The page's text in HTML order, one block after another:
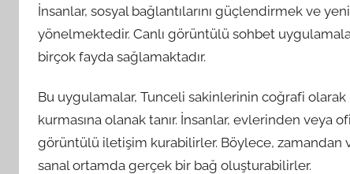
İnsanlar, sosyal bağlantılarını güçlendirmek ve
yönelmektedir. Canlı görüntülü sohbet
birçok fayda sağlamaktadır.
Bu uygulamalar, Tunceli sakinlerinin coğrafi
kurmasına olanak tanır. İnsanlar, evlerinden veya
görüntülü iletişim kurabilirler. Böylece, zamandan
sanal ortamda gerçek bir bağ oluşturabilirler.